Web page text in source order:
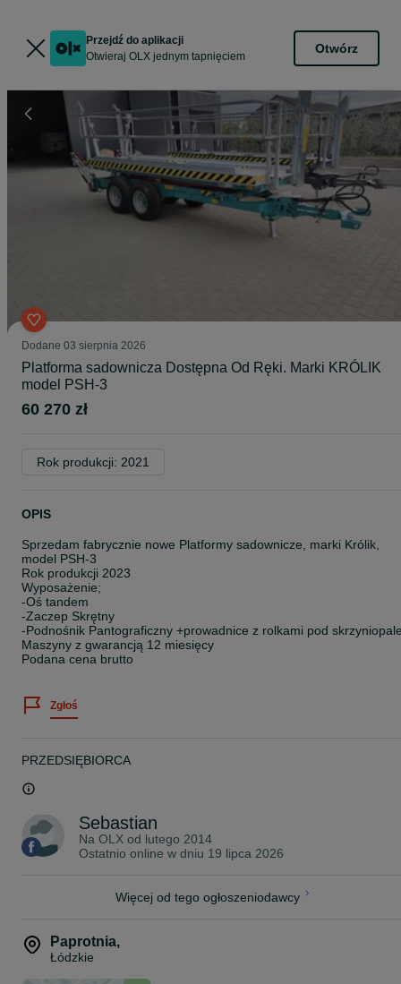
Przejdź do aplikacji
Otwieraj OLX jednym tapnięciem
Otwórz
Dodane 03 sierpnia 2026
Platforma sadownicza Dostępna Od Ręki. Marki KRÓLIK
model PSH-3
60 270 zł
Rok produkcji: 2021
OPIS
Sprzedam fabrycznie nowe Platformy sadownicze, marki Królik,
model PSH-3
Rok produkcji 2023
Wyposażenie;
-Oś tandem
-Zaczep Skrętny
-Podnośnik Pantograficzny +prowadnice z rolkami pod
Maszyny z gwarancją 12 miesięcy
Podana cena brutto
Zgłoś
PRZEDSIĘBIORCA
Sebastian
Na OLX od lutego 2014
Ostatnio online w dniu 19 lipca 2026
Więcej od tego ogłoszeniodawcy
Paprotnia,
Łódzkie